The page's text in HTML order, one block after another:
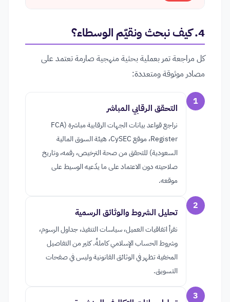
4. كيف نبحث ونقيّم الوسطاء؟
كل مراجعة تمر بعملية بحثية منهجية صارمة تعتمد على
مصادر موثوقة ومتعددة:
1
التحقق الرقابي المباشر
نراجع قواعد بيانات الجهات الرقابية مباشرة (FCA
Register، موقع CySEC، هيئة السوق المالية
السعودية) للتحقق من صحة الترخيص، رقمه، وتاريخ
صلاحيته دون الاعتماد على ما يدّعيه الوسيط على
موقعه.
2
تحليل الشروط والوثائق الرسمية
نقرأ اتفاقيات العميل، سياسات التنفيذ، جداول الرسوم،
وشروط الحساب الإسلامي كاملةً. كثير من التفاصيل
المخفية تظهر في الوثائق القانونية وليس في صفحات
التسويق.
3